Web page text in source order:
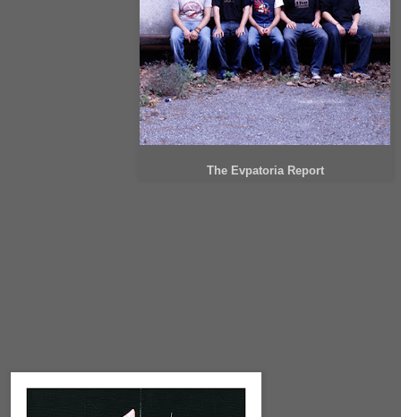
The Evpatoria Report